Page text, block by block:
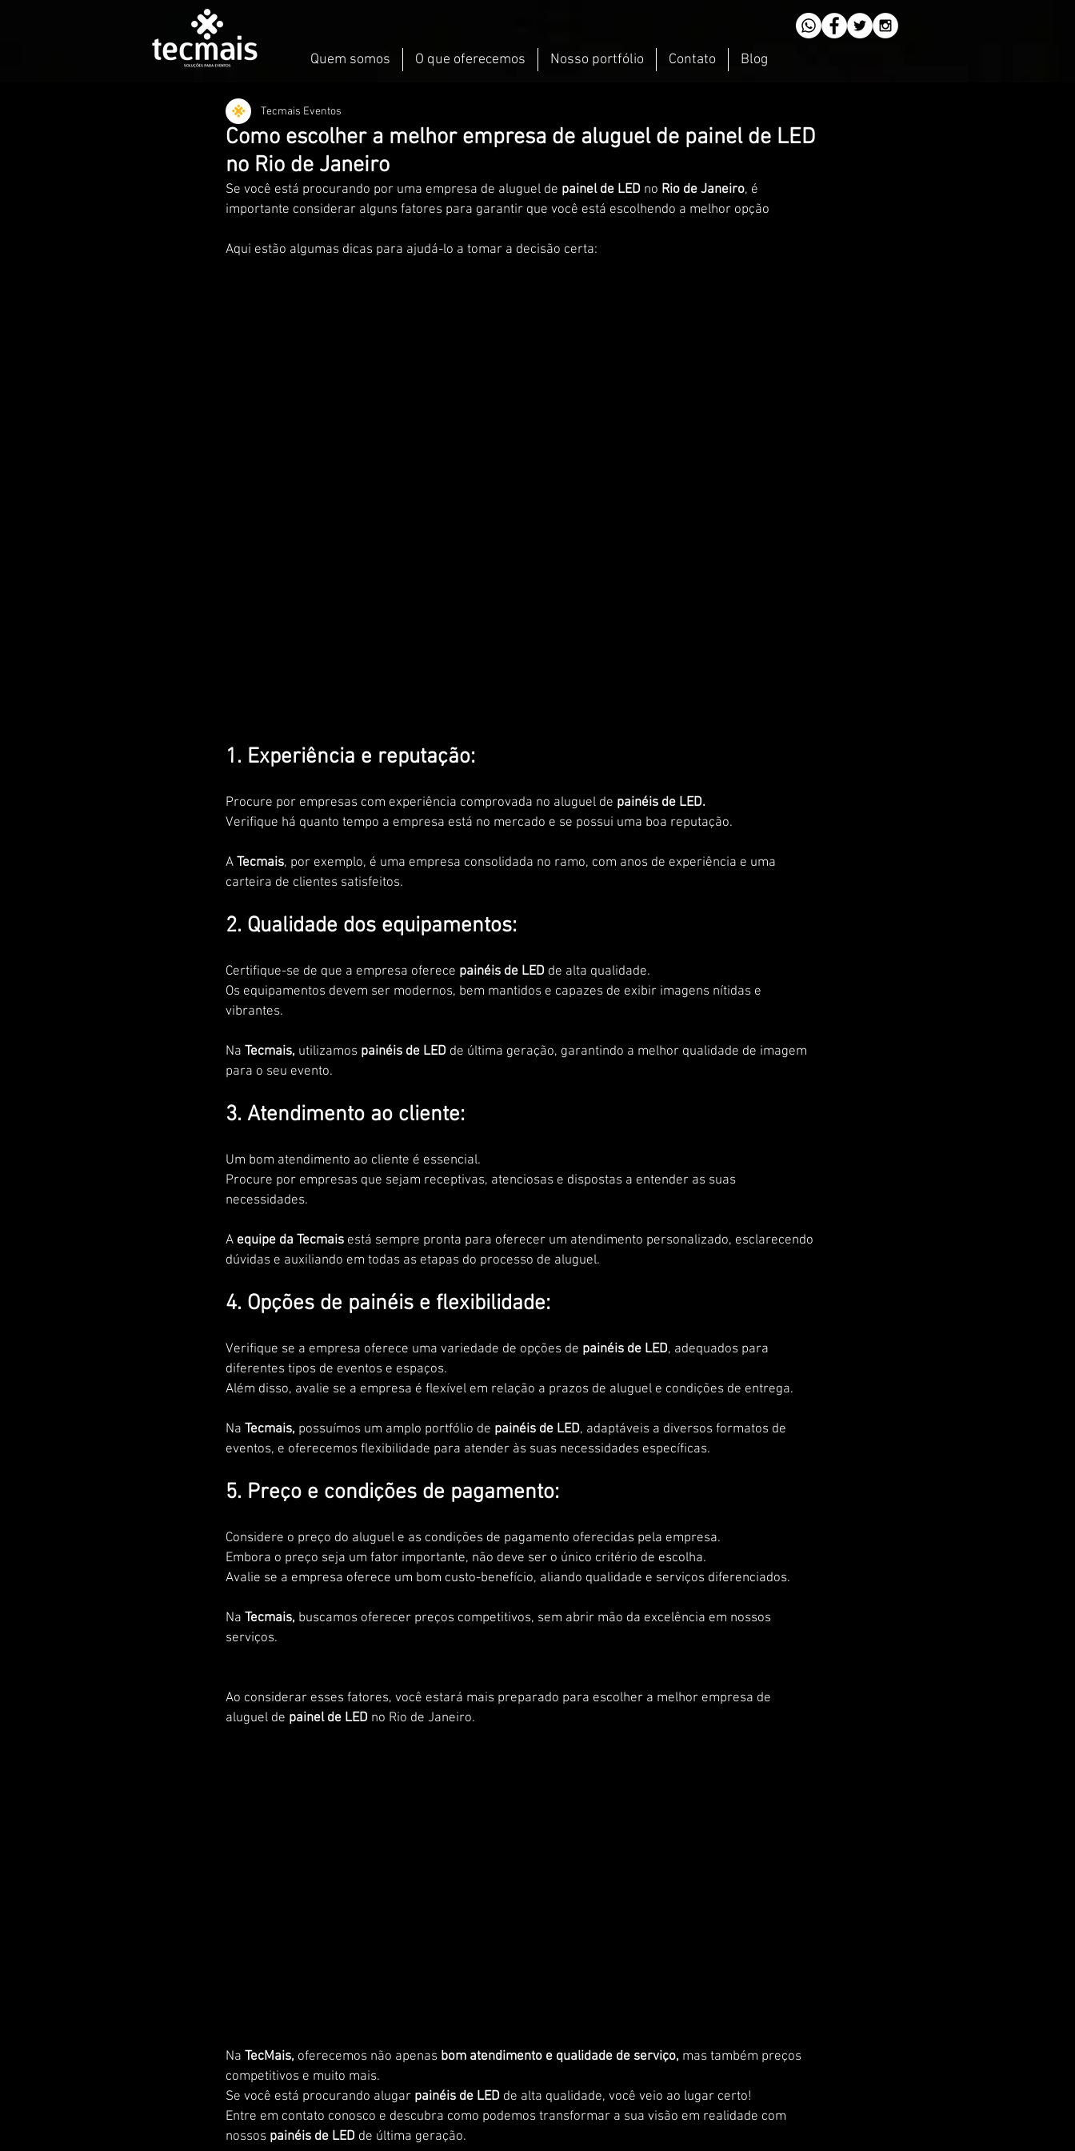
Quem somos O que oferecemos Nosso portfólio Contato Blog
Como escolher a melhor empresa de aluguel de painel de LED
no Rio de Janeiro
Tecmais Eventos
Se você está procurando por uma empresa de aluguel de painel de LED no Rio de Janeiro, é
importante considerar alguns fatores para garantir que você está escolhendo a melhor opção
Aqui estão algumas dicas para ajudá-lo a tomar a decisão certa:
1. Experiência e reputação:
Procure por empresas com experiência comprovada no aluguel de painéis de LED.
Verifique há quanto tempo a empresa está no mercado e se possui uma boa reputação.
A Tecmais, por exemplo, é uma empresa consolidada no ramo, com anos de experiência e uma
carteira de clientes satisfeitos.
2. Qualidade dos equipamentos:
Certifique-se de que a empresa oferece painéis de LED de alta qualidade.
Os equipamentos devem ser modernos, bem mantidos e capazes de exibir imagens nítidas e
vibrantes.
Na Tecmais, utilizamos painéis de LED de última geração, garantindo a melhor qualidade de imagem
para o seu evento.
3. Atendimento ao cliente:
Um bom atendimento ao cliente é essencial.
Procure por empresas que sejam receptivas, atenciosas e dispostas a entender as suas
necessidades.
A equipe da Tecmais está sempre pronta para oferecer um atendimento personalizado, esclarecendo
dúvidas e auxiliando em todas as etapas do processo de aluguel.
4. Opções de painéis e flexibilidade:
Verifique se a empresa oferece uma variedade de opções de painéis de LED, adequados para
diferentes tipos de eventos e espaços.
Além disso, avalie se a empresa é flexível em relação a prazos de aluguel e condições de entrega.
Na Tecmais, possuímos um amplo portfólio de painéis de LED, adaptáveis a diversos formatos de
eventos, e oferecemos flexibilidade para atender às suas necessidades específicas.
5. Preço e condições de pagamento:
Considere o preço do aluguel e as condições de pagamento oferecidas pela empresa.
Embora o preço seja um fator importante, não deve ser o único critério de escolha.
Avalie se a empresa oferece um bom custo-benefício, aliando qualidade e serviços diferenciados.
Na Tecmais, buscamos oferecer preços competitivos, sem abrir mão da excelência em nossos
serviços.
Ao considerar esses fatores, você estará mais preparado para escolher a melhor empresa de
aluguel de painel de LED no Rio de Janeiro.
Na TecMais, oferecemos não apenas bom atendimento e qualidade de serviço, mas também preços
competitivos e muito mais.
Se você está procurando alugar painéis de LED de alta qualidade, você veio ao lugar certo!
Entre em contato conosco e descubra como podemos transformar a sua visão em realidade com
nossos painéis de LED de última geração.